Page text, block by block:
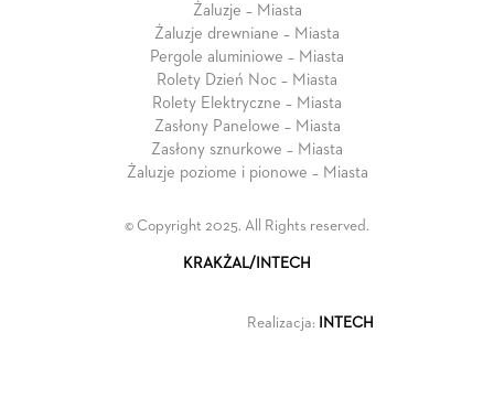
Żaluzje – Miasta
Żaluzje drewniane – Miasta
Pergole aluminiowe – Miasta
Rolety Dzień Noc – Miasta
Rolety Elektryczne – Miasta
Zasłony Panelowe – Miasta
Zasłony sznurkowe – Miasta
Żaluzje poziome i pionowe – Miasta
© Copyright 2025. All Rights reserved.
KRAKŻAL/INTECH
Realizacja: INTECH